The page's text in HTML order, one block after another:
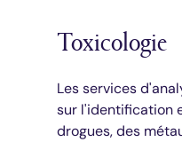
Toxicologie
Les services
sur l'identification
drogues, des